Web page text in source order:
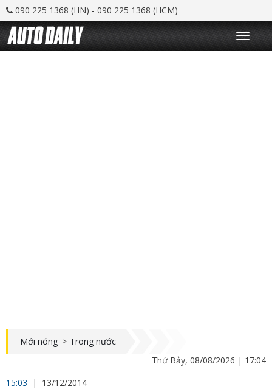
090 225 1368 (HN) - 090 225 1368 (HCM)
T
o
g
Mới nóng > Trong nước
Thứ Bảy, 08/08/2026 | 17:04
15:03
| 13/12/2014